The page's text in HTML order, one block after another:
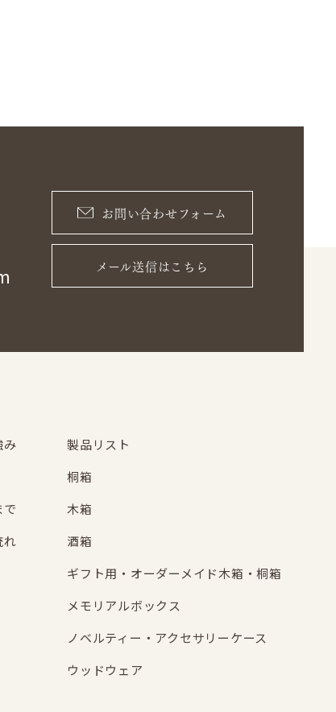
お問い合わせフォーム
メール送信はこちら
み
れ
製品リスト
桐箱
木箱
酒箱
ギフト用・オーダーメイド木箱・桐箱
メモリアルボックス
ノベルティー・アクセサリーケース
ウッドウェア